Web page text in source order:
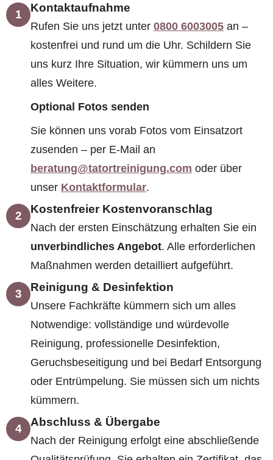
1 Kontaktaufnahme
Rufen Sie uns jetzt unter 0800 6003005 an –
kostenfrei und rund um die Uhr. Schildern Sie
uns kurz Ihre Situation, wir kümmern uns um
alles Weitere.
Optional Fotos senden
Sie können uns vorab Fotos vom Einsatzort
zusenden – per E-Mail an
beratung@tatortreinigung.com oder über
unser Kontaktformular.
2 Kostenfreier Kostenvoranschlag
Nach der ersten Einschätzung erhalten Sie ein
unverbindliches Angebot. Alle erforderlichen
Maßnahmen werden detailliert aufgeführt.
3 Reinigung & Desinfektion
Unsere Fachkräfte kümmern sich um alles
Notwendige: vollständige und würdevolle
Reinigung, professionelle Desinfektion,
Geruchsbeseitigung und bei Bedarf Entsorgung
oder Entrümpelung. Sie müssen sich um nichts
kümmern.
4 Abschluss & Übergabe
Nach der Reinigung erfolgt eine abschließende